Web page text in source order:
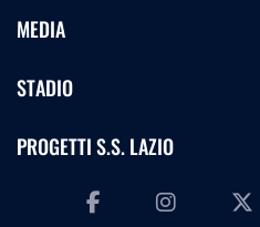
MEDIA
STADIO
PROGETTI S.S. LAZIO